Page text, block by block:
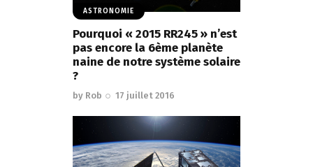
ASTRONOMIE
Pourquoi « 2015 RR245 » n’est
pas encore la 6ème planète
naine de notre système solaire
?
by Rob 17 juillet 2016